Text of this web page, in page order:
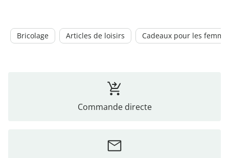
Bricolage Articles de loisirs Cadeaux pour les
Commande directe